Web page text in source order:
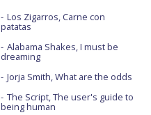
Los Zigarros, Carne con
patatas
Alabama Shakes, I must be
dreaming
Jorja Smith, What are the odds
The Script, The user's guide to
being human